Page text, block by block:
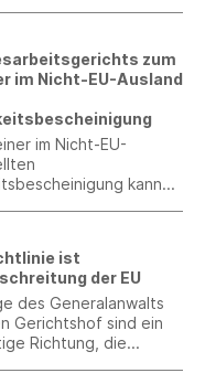
zum
im Nicht-EU-Ausland
im Nicht-EU-
kann
die zwar für sich
sein mögen, in
aber ernsthafte Zweifel
Bescheinigung
ist
der EU
des Generalanwalts
Gerichtshof sind ein
Richtung, die